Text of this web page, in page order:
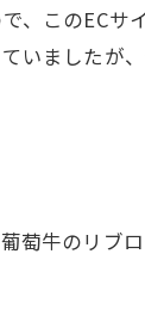
このECサ
いましたが
萄牛のリブ